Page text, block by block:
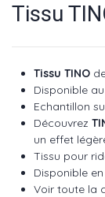
Tissu
Tissu TINO
Disponible
Echantillon
Découvrez
un effet
Tissu pour
Disponible
Voir toute la